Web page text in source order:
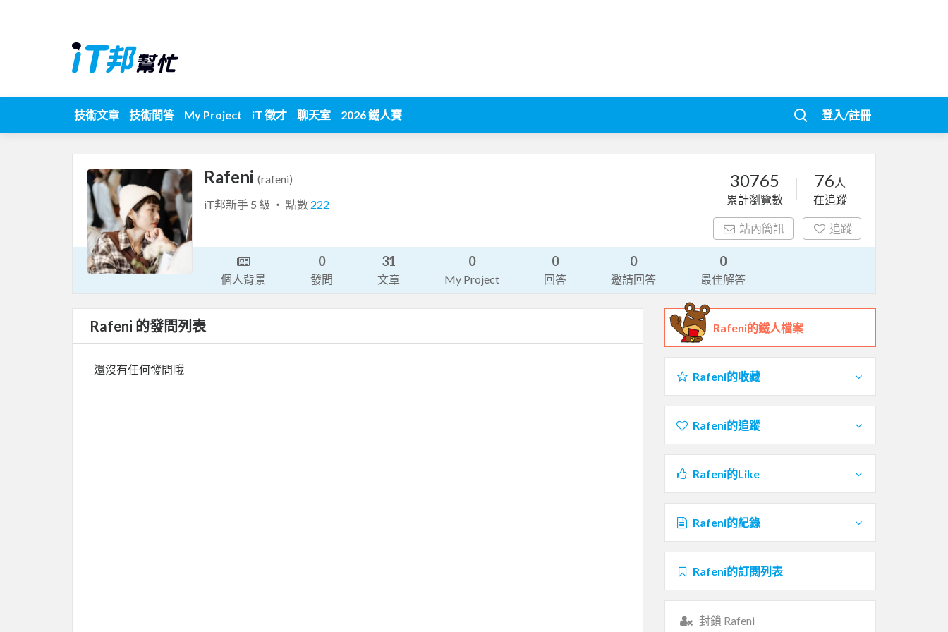
技術文章 技術問答 My Project iT 徵才 聊天室 2026 鐵人賽 登入/註冊
Rafeni (rafeni)
iT邦新手 5 級 ‧ 點數 222
30765
累計瀏覽數
76 人
在追蹤
站內簡訊 追蹤
個人背景
0
發問
31
文章
0
My Project
0
回答
0
邀請回答
0
最佳解答
Rafeni 的發問列表
還沒有任何發問哦
Rafeni的鐵人檔案
Rafeni的收藏
Rafeni的追蹤
Rafeni的Like
Rafeni的紀錄
Rafeni的訂閱列表
封鎖 Rafeni